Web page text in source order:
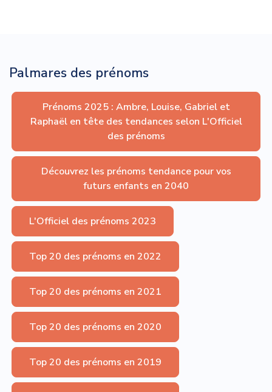
Palmares des prénoms
Prénoms 2025 : Ambre, Louise, Gabriel et
Raphaël en tête des tendances selon L'Officiel
des prénoms
Découvrez les prénoms tendance pour vos
futurs enfants en 2040
L'Officiel des prénoms 2023
Top 20 des prénoms en 2022
Top 20 des prénoms en 2021
Top 20 des prénoms en 2020
Top 20 des prénoms en 2019